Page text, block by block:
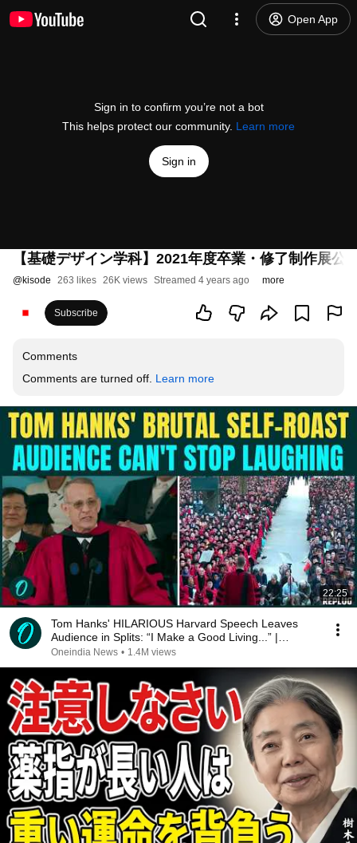
Open App
Sign in to confirm you’re not a bot
This helps protect our community. Learn more
Sign in
【基礎デザイン学科】2021年度卒業・修了制作展公
@kisode 263 likes 26K views Streamed 4 years ago more
Subscribe
Comments
Comments are turned off. Learn more
22:25
Tom Hanks' HILARIOUS Harvard Speech Leaves
Audience in Splits: “I Make a Good Living...” |
REPLUG
Oneindia News • 1.4M views